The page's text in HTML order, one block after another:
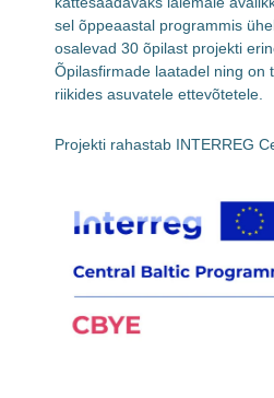
sel õppeaastal programmis
osalevad 30 õpilast projekti
Õpilasfirmade laatadel ning on
riikides asuvatele ettevõtetele.
Projekti rahastab INTERREG